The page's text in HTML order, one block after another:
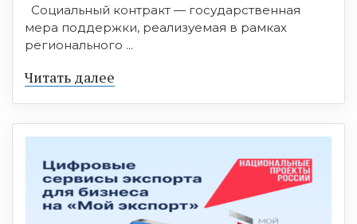
Социальный контракт — государственная
мера поддержки, реализуемая в рамках
регионального ...
Читать далее